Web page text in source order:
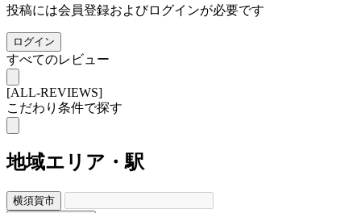
投稿には会員登録およびログインが必要です
ログイン
すべてのレビュー
[ALL-REVIEWS]
こだわり条件で探す
地域エリア・駅
横須賀市